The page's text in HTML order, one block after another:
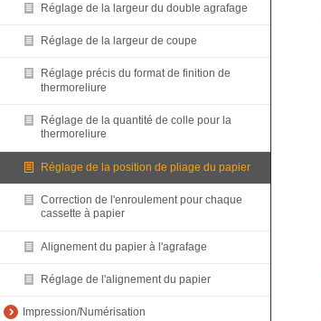
Réglage de la largeur du double agrafage
Réglage de la largeur de coupe
Réglage précis du format de finition de
thermoreliure
Réglage de la quantité de colle pour la
thermoreliure
Réglage de la position de pliage du papier
Correction de l'enroulement pour chaque
cassette à papier
Alignement du papier à l'agrafage
Réglage de l'alignement du papier
Impression/Numérisation